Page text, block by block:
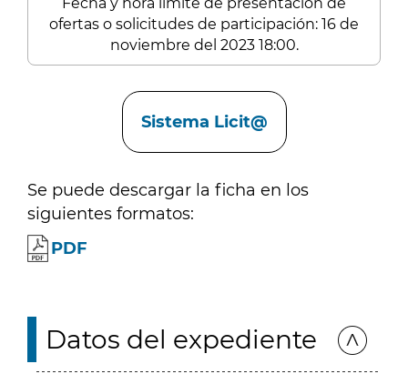
ofertas o solicitudes de participación: 16 de
noviembre del 2023 18:00.
Sistema Licit@
Se puede descargar la ficha en los
siguientes formatos:
PDF
Datos del expediente